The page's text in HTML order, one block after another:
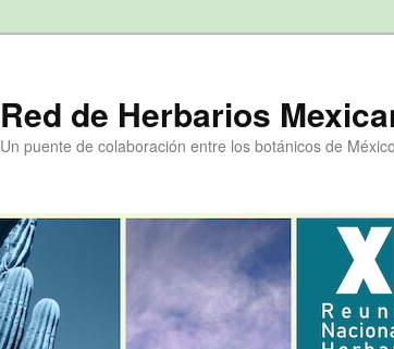
Red de Herbarios
Un puente de colaboración entre los botánicos de México